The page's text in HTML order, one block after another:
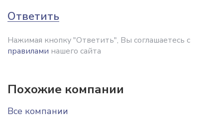
Ответить
Нажимая кнопку "Ответить", Вы соглашаетесь с
правилами нашего сайта
Похожие компании
Все компании